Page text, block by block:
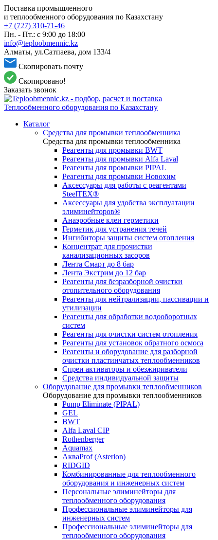
Поставка промышленного
и теплообменного оборудования по Казахстану
+7 (727) 310-71-46
Пн. - Пт.: с 9:00 до 18:00
info@teploobmennic.kz
Алматы, ул.Сатпаева, дом 133/4
Скопировать почту
Скопировано!
Заказать звонок
Каталог
Средства для промывки теплообменника
Средства для промывки теплообменника
Реагенты для промывки BWT
Реагенты для промывки Alfa Laval
Реагенты для промывки PIPAL
Реагенты для промывки Новохим
Аксессуары для работы с реагентами
SteelTEX®
Аксессуары для удобства эксплуатации
элиминейторов®
Анаэробные клеи герметики
Герметик для устранения течей
Ингибиторы защиты систем отопления
Концентрат для прочистки
канализационных засоров
Лента Смарт до 8 бар
Лента Экстрим до 12 бар
Реагенты для безразборной очистки
отопительного оборудования
Реагенты для нейтрализации, пассивации и
утилизации
Реагенты для обработки водооборотных
систем
Реагенты для очистки систем отопления
Реагенты для установок обратного осмоса
Реагенты и оборудование для разборной
очистки пластинчатых теплообменников
Спреи активаторы и обезжириватели
Средства индивидуальной защиты
Оборудование для промывки теплообменников
Оборудование для промывки теплообменников
Pump Eliminate (PIPAL)
GEL
BWT
Alfa Laval CIP
Rothenberger
Aquamax
АкваProf (Asterion)
RIDGID
Комбинированные для теплообменного
оборудования и инженерных систем
Персональные элиминейторы для
теплообменного оборудования
Профессиональные элиминейторы для
инженерных систем
Профессиональные элиминейторы для
теплообменного оборудования